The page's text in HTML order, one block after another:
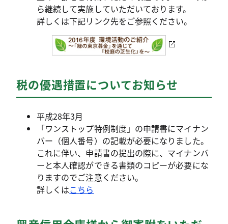
ら継続して実施していただいております。
詳しくは下記リンク先をご参照ください。
税の優遇措置についてお知らせ
平成28年3月
「ワンストップ特例制度」の申請書にマイナン
バー（個人番号）の記載が必要になりました。
これに伴い、申請書の提出の際に、マイナンバ
ーと本人確認ができる書類のコピーが必要にな
りますのでご注意ください。
詳しくはこちら